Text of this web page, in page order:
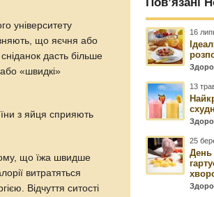
університету
що яєчня або
дасть більше
«швидкі»
з яйця сприяють
що їжа швидше
витратяться
Відчуття ситості
16
13
25
День